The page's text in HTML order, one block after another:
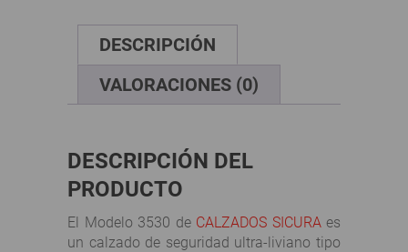
DESCRIPCIÓN
VALORACIONES (0)
DESCRIPCIÓN DEL
PRODUCTO
El Modelo 3530 de CALZADOS SICURAes
un calzado de seguridad ultra-liviano tipo